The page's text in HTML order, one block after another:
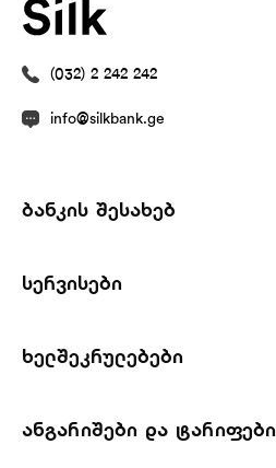
(032) 2 242 242
info@silkbank.ge
ბანკის შესახებ
სერვისები
ხელშეკრულებები
ანგარიშები და ტარიფები